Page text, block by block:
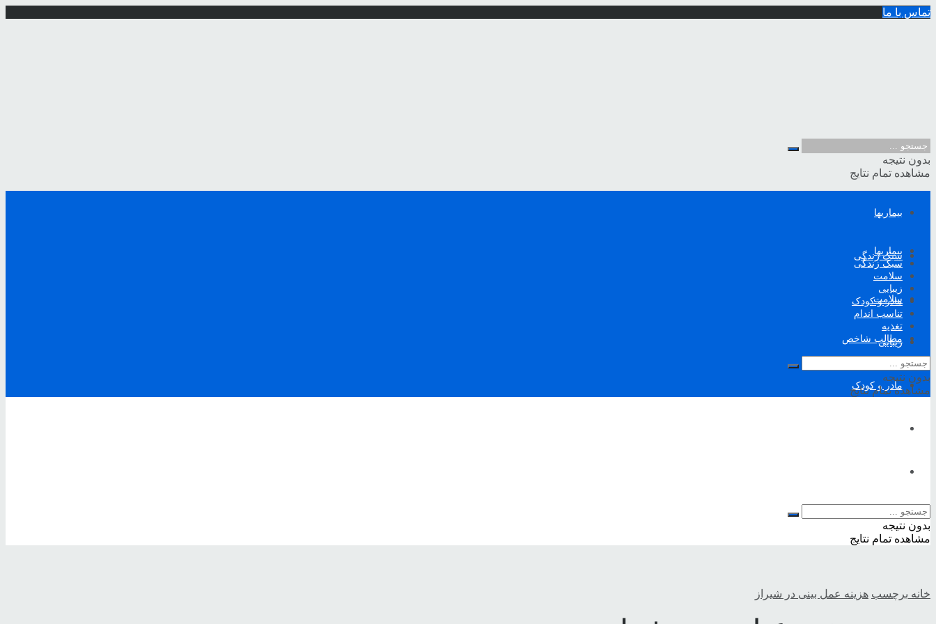
تماس با ما
بدون نتیجه
مشاهده تمام نتایج
بیماریها
سبک زندگی
سلامت
زیبایی
مادر و کودک
مطالب شاخص
بیماریها
سبک زندگی
سلامت
زیبایی
مادر و کودک
تناسب اندام
تغذیه
مطالب شاخص
بدون نتیجه
مشاهده تمام نتایج
بدون نتیجه
مشاهده تمام نتایج
خانه برچسب هزینه عمل بینی در شیراز